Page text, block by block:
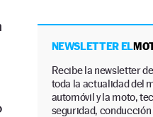
NEWSLETTER EL
Recibe la newsletter
toda la actualidad del
automóvil y la moto,
seguridad, conducción